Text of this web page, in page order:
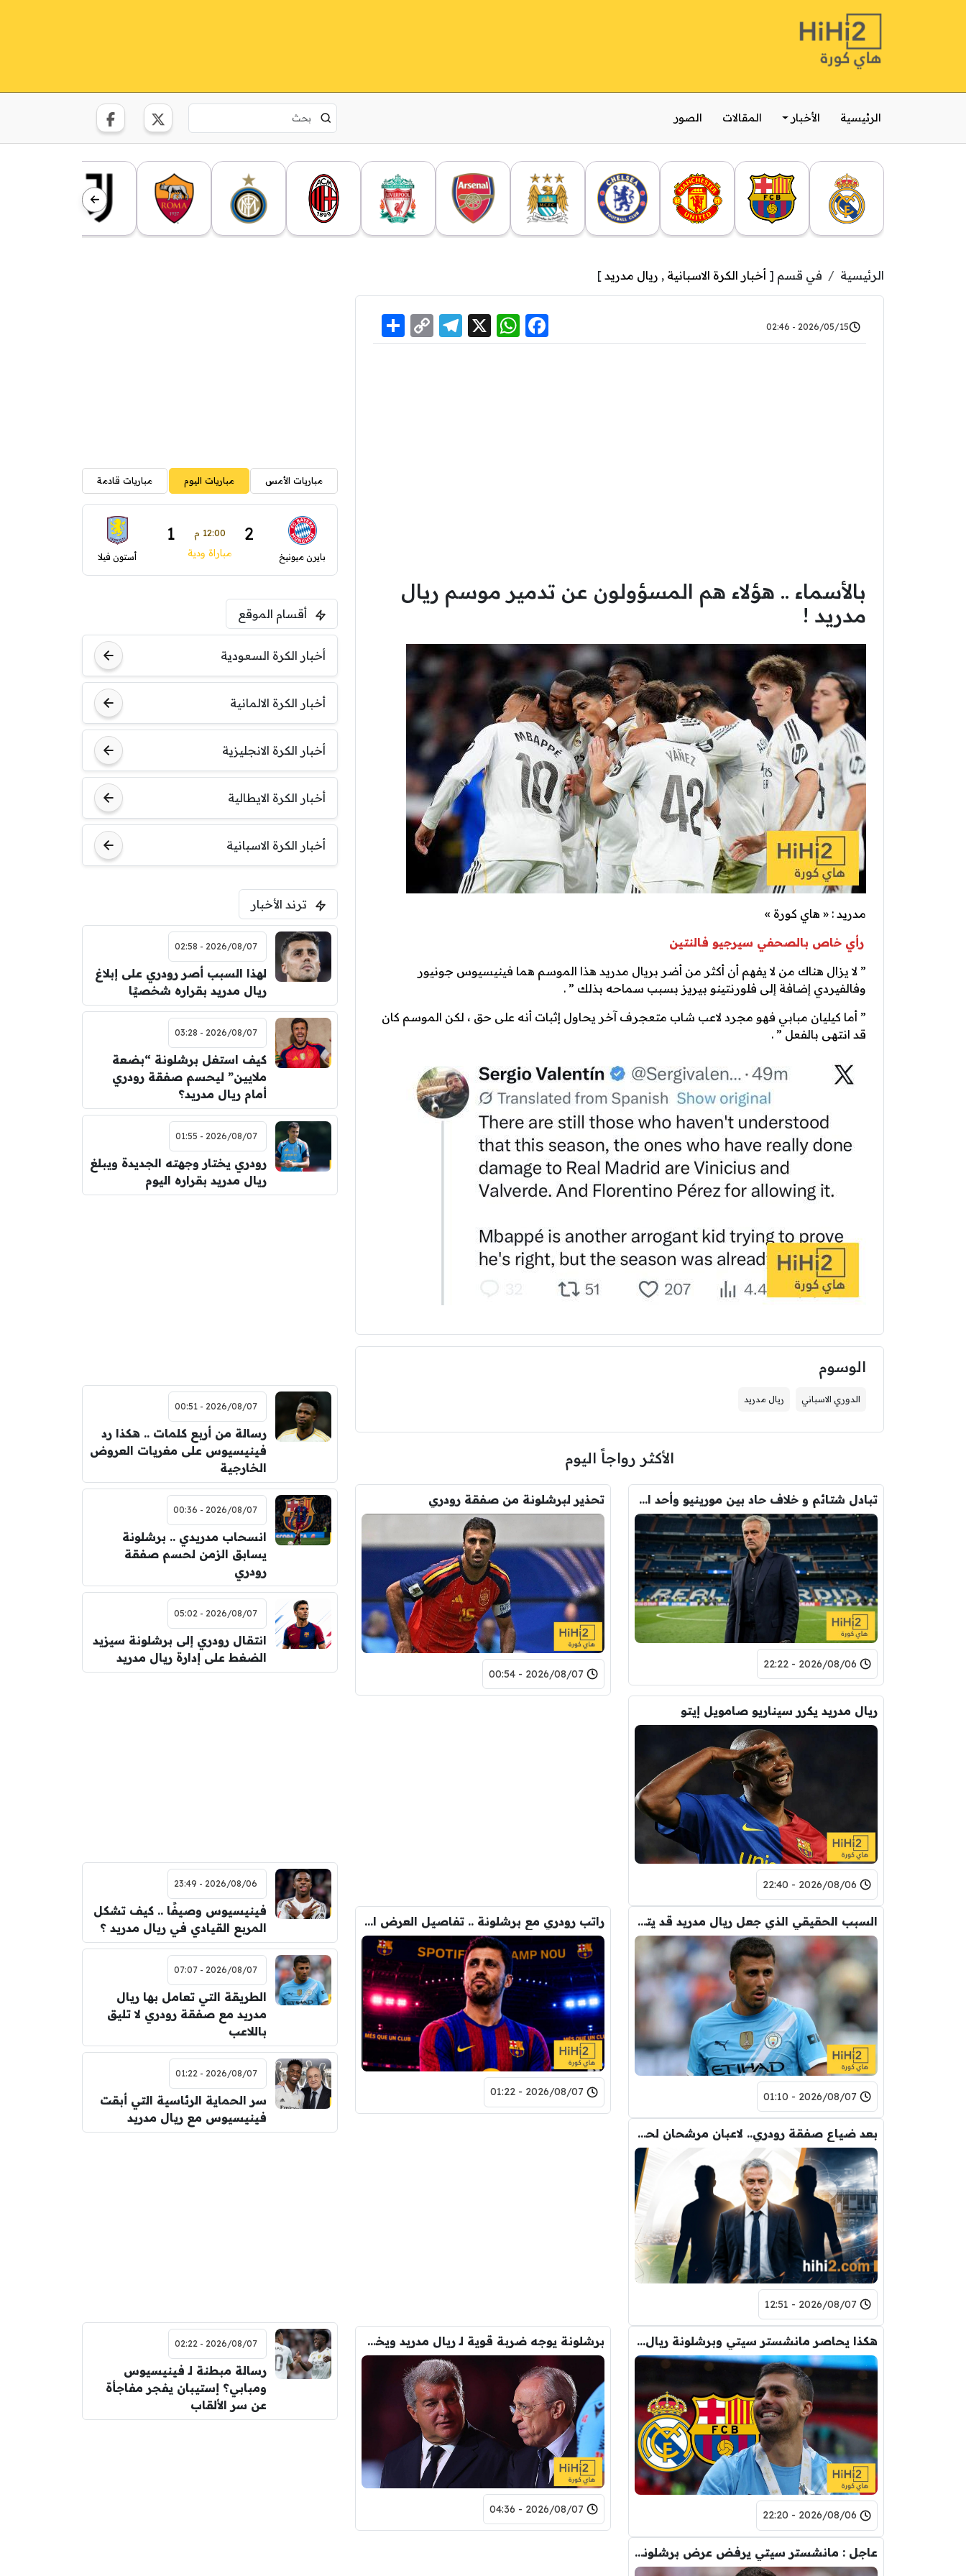
الرئيسية الأخبار المقالات الصور
الرئيسية في قسم [ أخبار الكرة الاسبانية , ريال مدريد ]
2026/05/15 - 02:46
Facebook
WhatsApp
X
Telegram
Copy
Link
بالأسماء .. هؤلاء هم المسؤولون عن تدمير موسم ريال
مدريد !
مدريد : « هاي كورة »
رأي خاص بالصحفي سيرجيو فالنتين
” لا يزال هناك من لا يفهم أن أكثر من أضر بريال مدريد هذا الموسم هما فينيسيوس جونيور
وفالفيردي إضافة إلى فلورنتينو بيريز بسبب سماحه بذلك ” .
” أما كيليان مبابي فهو مجرد لاعب شاب متعجرف آخر يحاول إثبات أنه على حق ، لكن الموسم كان
قد انتهى بالفعل ” .
الوسوم
الدوري الاسباني ريال مدريد
الأكثر رواجاً اليوم
تبادل شتائم و خلاف حاد بين مورينيو وأحد افراد ادارة ريال مدريد بعد انهيار صفقة رودري
2026/08/06 - 22:22
تحذير لبرشلونة من صفقة رودري
2026/08/07 - 00:54
ريال مدريد يكرر سيناريو صامويل إيتو
2026/08/06 - 22:40
السبب الحقيقي الذي جعل ريال مدريد قد يتنازل لبرشلونة عن رودري
2026/08/07 - 01:10
راتب رودري مع برشلونة .. تفاصيل العرض الأول
2026/08/07 - 01:22
بعد ضياع صفقة رودري.. لاعبان مرشحان لحل أزمة ريال مدريد
2026/08/07 - 12:51
هكذا يحاصر مانشستر سيتي وبرشلونة ريال مدريد في صفقة رودري
2026/08/06 - 22:20
برشلونة يوجه ضربة قوية لـ ريال مدريد ويخفي صفقته التاريخية
2026/08/07 - 04:36
عاجل : مانشستر سيتي يرفض عرض برشلونة الاول لضم رودري.. ويسخر من قيمته
مباريات الأمس مباريات اليوم مباريات قادمة
بايرن ميونيخ
2 12:00 م 1
مباراة ودية أستون فيلا
أقسام الموقع
أخبار الكرة السعودية
أخبار الكرة الالمانية
أخبار الكرة الانجليزية
أخبار الكرة الايطالية
أخبار الكرة الاسبانية
ترند الأخبار
2026/08/07 - 02:58
لهذا السبب أصر رودري على إبلاغ
ريال مدريد بقراره شخصيًا
2026/08/07 - 03:28
كيف استغل برشلونة “بضعة
ملايين” ليحسم صفقة رودري
أمام ريال مدريد؟
2026/08/07 - 01:55
رودري يختار وجهته الجديدة ويبلغ
ريال مدريد بقراره اليوم
2026/08/07 - 00:51
رسالة من أربع كلمات .. هكذا رد
فينيسيوس على مغريات العروض
الخارجية
2026/08/07 - 00:36
انسحاب مدريدي .. برشلونة
يسابق الزمن لحسم صفقة
رودري
2026/08/07 - 05:02
انتقال رودري إلى برشلونة سيزيد
الضغط على إدارة ريال مدريد
2026/08/06 - 23:49
فينيسيوس وصيفًا .. كيف تشكل
المربع القيادي في ريال مدريد ؟
2026/08/07 - 07:07
الطريقة التي تعامل بها ريال
مدريد مع صفقة رودري لا تليق
باللاعب
2026/08/07 - 01:22
سر الحماية الرئاسية التي أبقت
فينيسيوس مع ريال مدريد
2026/08/07 - 02:22
رسالة مبطنة لـ فينيسيوس
ومبابي؟ إستيبان يفجر مفاجأة
عن سر الألقاب